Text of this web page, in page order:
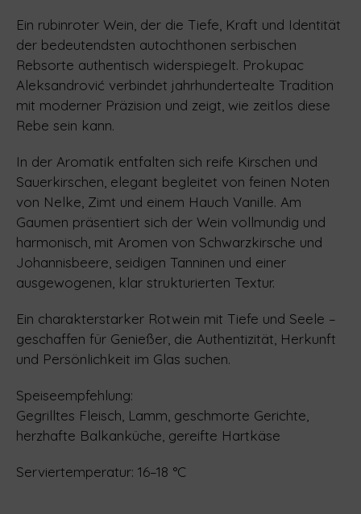
Ein rubinroter Wein, der die Tiefe, Kraft und Identität
der bedeutendsten autochthonen serbischen
Rebsorte authentisch widerspiegelt. Prokupac
Aleksandrović verbindet jahrhundertealte Tradition
mit moderner Präzision und zeigt, wie zeitlos diese
Rebe sein kann.
In der Aromatik entfalten sich reife Kirschen und
Sauerkirschen, elegant begleitet von feinen Noten
von Nelke, Zimt und einem Hauch Vanille. Am
Gaumen präsentiert sich der Wein vollmundig und
harmonisch, mit Aromen von Schwarzkirsche und
Johannisbeere, seidigen Tanninen und einer
ausgewogenen, klar strukturierten Textur.
Ein charakterstarker Rotwein mit Tiefe und Seele –
geschaffen für Genießer, die Authentizität, Herkunft
und Persönlichkeit im Glas suchen.
Speiseempfehlung:
Gegrilltes Fleisch, Lamm, geschmorte Gerichte,
herzhafte Balkanküche, gereifte Hartkäse
Serviertemperatur: 16–18 °C